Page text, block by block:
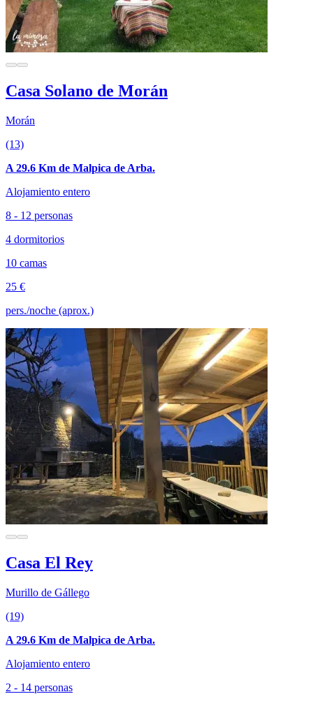
Casa Solano de Morán
Morán
(13)
A 29.6 Km de Malpica de Arba.
Alojamiento entero
8 - 12 personas
4 dormitorios
10 camas
25 €
pers./noche (aprox.)
Casa El Rey
Murillo de Gállego
(19)
A 29.6 Km de Malpica de Arba.
Alojamiento entero
2 - 14 personas